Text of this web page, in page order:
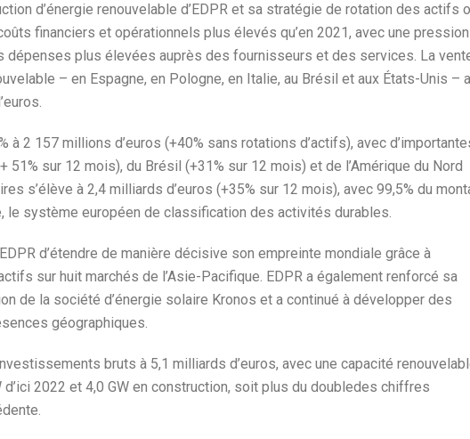
d’énergie renouvelable d’EDPR et sa stratégie de rotation des actifs
financiers et opérationnels plus élevés qu’en 2021, avec une pression
dépenses plus élevées auprès des fournisseurs et des services. La
– en Espagne, en Pologne, en Italie, au Brésil et aux États-Unis – a
à 2 157 millions d’euros (+40% sans rotations d’actifs), avec
51% sur 12 mois), du Brésil (+31% sur 12 mois) et de l’Amérique du Nord
s’élève à 2,4 milliards d’euros (+35% sur 12 mois), avec 99,5% du
le système européen de classification des activités durables.
d’étendre de manière décisive son empreinte mondiale grâce à
sur huit marchés de l’Asie-Pacifique. EDPR a également renforcé sa
de la société d’énergie solaire Kronos et a continué à développer des
géographiques.
bruts à 5,1 milliards d’euros, avec une capacité
2022 et 4,0 GW en construction, soit plus du doubledes chiffres